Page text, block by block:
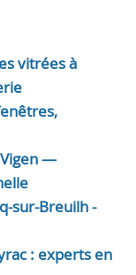
vitrées à
—
sur-Breuilh -
: experts en